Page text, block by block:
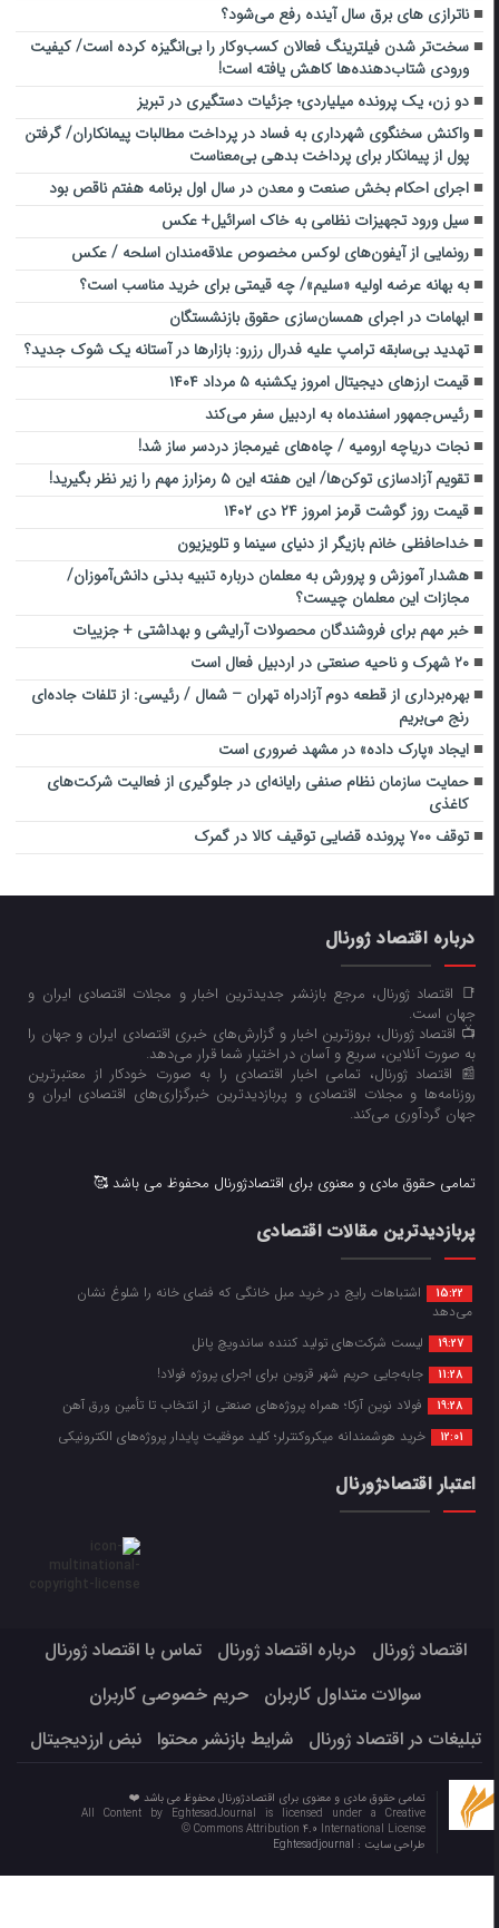
ناترازی های برق سال آینده رفع می‌شود؟
سخت‌تر شدن فیلترینگ فعالان کسب‌وکار را بی‌انگیزه کرده است/ کیفیت
ورودی شتاب‌دهنده‌ها کاهش یافته است!
دو زن، یک پرونده میلیاردی؛ جزئیات دستگیری در تبریز
واکنش سخنگوی شهرداری به فساد در پرداخت مطالبات پیمانکاران/ گرفتن
پول از پیمانکار برای پرداخت بدهی بی‌معناست
اجرای احکام بخش صنعت و معدن در سال اول برنامه هفتم ناقص بود
سیل ورود تجهیزات نظامی به خاک اسرائیل+ عکس
رونمایی از آیفون‌های لوکس مخصوص علاقه‌مندان اسلحه / عکس
به بهانه عرضه اولیه «سلیم»/ چه قیمتی برای خرید مناسب است؟
ابهامات در اجرای همسان‌سازی حقوق بازنشستگان
تهدید بی‌سابقه ترامپ علیه فدرال رزرو: بازارها در آستانه یک شوک جدید؟
قیمت ارز‌های دیجیتال امروز یکشنبه ۵ مرداد ۱۴۰۴
رئیس‌جمهور اسفندماه به اردبیل سفر می‌کند
نجات دریاچه ارومیه / چاه‌های غیرمجاز دردسر ساز شد!
تقویم آزادسازی توکن‌ها/ این هفته این ۵ رمزارز مهم را زیر نظر بگیرید!
قیمت روز گوشت قرمز امروز ۲۴ دی ۱۴۰۲
خداحافظی خانم بازیگر از دنیای سینما و تلویزیون
هشدار آموزش و پرورش به معلمان درباره تنبیه بدنی دانش‌آموزان/
مجازات این معلمان چیست؟
خبر مهم برای فروشندگان محصولات آرایشی و بهداشتی + جزییات
۲۰ شهرک و ناحیه صنعتی در اردبیل فعال است
بهره‌برداری از قطعه دوم آزادراه تهران – شمال / رئیسی: از تلفات جاده‌ای
رنج می‌بریم
ایجاد «پارک داده» در مشهد ضروری است
حمایت سازمان نظام صنفی رایانه‌ای در جلوگیری از فعالیت شرکت‌های
کاغذی
توقف ۷۰۰ پرونده قضایی توقیف کالا در گمرک
درباره اقتصاد ژورنال
📑 اقتصاد ژورنال، مرجع بازنشر جدیدترین اخبار و مجلات اقتصادی ایران و
جهان است.
📺 اقتصاد ژورنال، بروزترین اخبار و گزارش‌های خبری اقتصادی ایران و جهان را
به صورت آنلاین، سریع و آسان در اختیار شما قرار می‌‌دهد.
📰 اقتصاد ژورنال، تمامی اخبار اقتصادی را به صورت خودکار از معتبرترین
روزنامه‌ها و مجلات اقتصادی و پربازدیدترین خبرگزاری‌های اقتصادی ایران و
جهان گردآوری می‌کند.
تمامی حقوق مادی و معنوی برای اقتصادژورنال محفوظ می باشد 🥰
پربازدیدترین مقالات اقتصادی
15:22
اشتباهات رایج در خرید مبل خانگی که فضای خانه را شلوغ نشان
می‌دهد
19:27 لیست شرکت‌های تولید کننده ساندویچ پانل
11:28 جابه‌جایی حریم شهر قزوین برای اجرای پروژه فولاد!
19:28 فولاد نوین آرکا؛ همراه پروژه‌های صنعتی از انتخاب تا تأمین ورق آهن
12:01 خرید هوشمندانه میکروکنترلر؛ کلید موفقیت پایدار پروژه‌های الکترونیکی
اعتبار اقتصادژورنال
اقتصاد ژورنال درباره اقتصاد ژورنال
تماس با اقتصاد ژورنال
سوالات متداول کاربران
حریم خصوصی کاربران
تبلیغات در اقتصاد ژورنال
شرایط بازنشر محتوا نبض ارزدیجیتال
تمامی حقوق مادی و معنوی برای اقتصادژورنال محفوظ می باشد ❤️
All Content by EghtesadJournal is licensed under a Creative
Commons Attribution 4.0 International License ©️
طراحی سایت :